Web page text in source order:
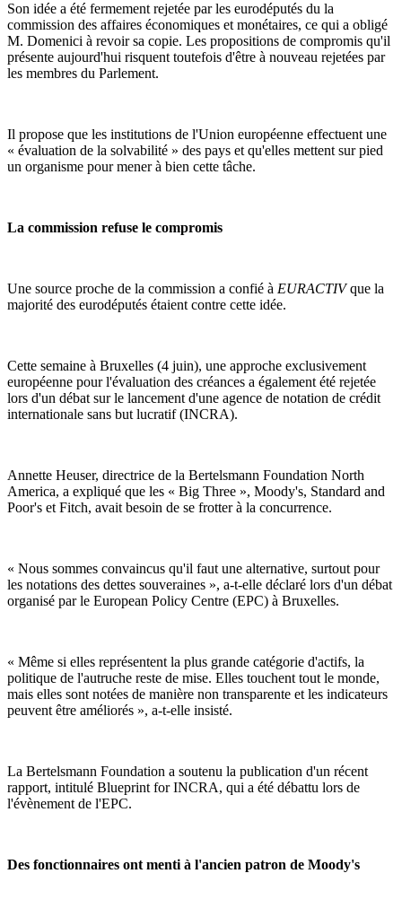
Son idée a été fermement rejetée par les eurodéputés du la
commission des affaires économiques et monétaires, ce qui a obligé
M. Domenici à revoir sa copie. Les propositions de compromis qu'il
présente aujourd'hui risquent toutefois d'être à nouveau rejetées par
les membres du Parlement.
Il propose que les institutions de l'Union européenne effectuent une
« évaluation de la solvabilité » des pays et qu'elles mettent sur pied
un organisme pour mener à bien cette tâche.
La commission refuse le compromis
Une source proche de la commission a confié à EURACTIVque la
majorité des eurodéputés étaient contre cette idée.
Cette semaine à Bruxelles (4 juin), une approche exclusivement
européenne pour l'évaluation des créances a également été rejetée
lors d'un débat sur le lancement d'une agence de notation de crédit
internationale sans but lucratif (INCRA).
Annette Heuser, directrice de la Bertelsmann Foundation North
America, a expliqué que les « Big Three », Moody's, Standard and
Poor's et Fitch, avait besoin de se frotter à la concurrence.
« Nous sommes convaincus qu'il faut une alternative, surtout pour
les notations des dettes souveraines », a-t-elle déclaré lors d'un débat
organisé par le European Policy Centre (EPC) à Bruxelles.
« Même si elles représentent la plus grande catégorie d'actifs, la
politique de l'autruche reste de mise. Elles touchent tout le monde,
mais elles sont notées de manière non transparente et les indicateurs
peuvent être améliorés », a-t-elle insisté.
La Bertelsmann Foundation a soutenu la publication d'un récent
rapport, intitulé Blueprint for INCRA, qui a été débattu lors de
l'évènement de l'EPC.
Des fonctionnaires ont menti à l'ancien patron de Moody's